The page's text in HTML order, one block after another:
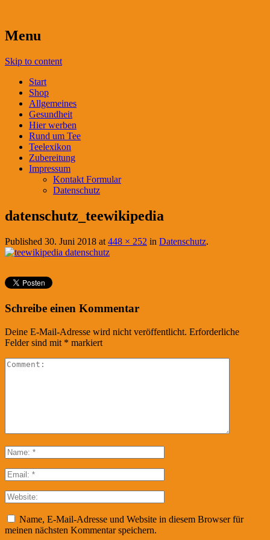
Menu
Skip to content
Start
Shop
Allgemeines
Gesundheit
Hier werben
Rund um Tee
Teelexikon
Zubereitung
Impressum
Kontakt Formular
Datenschutz
datenschutz_teewikipedia
Published 30. Juni 2018 at 448 × 252 in Datenschutz.
Schreibe einen Kommentar
Deine E-Mail-Adresse wird nicht veröffentlicht. Erforderliche
Felder sind mit * markiert
Name, E-Mail-Adresse und Website in diesem Browser für
meinen nächsten Kommentar speichern.